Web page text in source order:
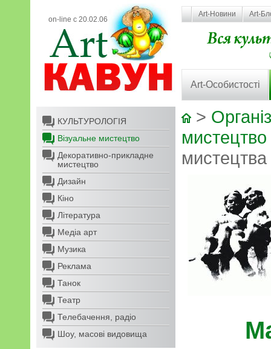
on-line с 20.02.06
Art-Новини Art-
Art-Особистості
КУЛЬТУРОЛОГІЯ
Візуальне мистецтво
Декоративно-прикладне
мистецтво
Дизайн
Кіно
Література
Медіа арт
Музика
Реклама
Танок
Театр
Телебачення, радіо
Шоу, масові видовища
>
мистецтво